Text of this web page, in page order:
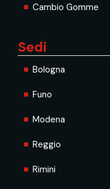
Cambio Gomme
Sedi
Bologna
Funo
Modena
Reggio
Rimini